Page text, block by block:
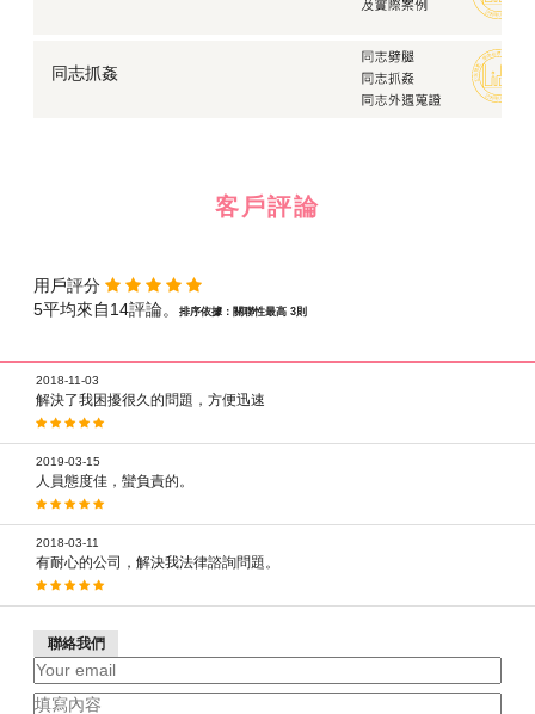
同志抓姦
客戶評論
用戶評分
5平均來自14評論。
排序依據：關聯性最高 3則
2018-11-03
解決了我困擾很久的問題，方便迅速
2019-03-15
人員態度佳，蠻負責的。
2018-03-11
有耐心的公司，解決我法律諮詢問題。
聯絡我們